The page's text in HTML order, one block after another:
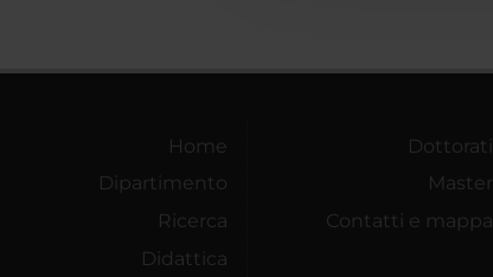
Home
Dipartimento
Ricerca
Didattica
Dottorati
Master
Contatti e mappa